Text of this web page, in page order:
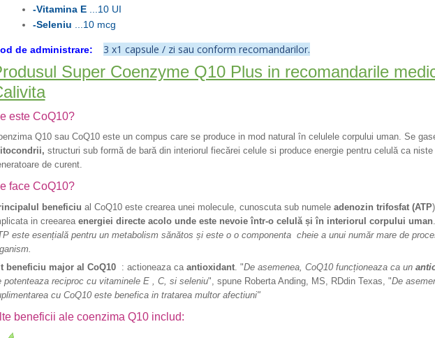
-Vitamina E
...10 UI
-Seleniu
...10 mcg
de administrare: 3 x1 capsule / zi sau conform recomandarilor.
Super Coenzyme Q10 Plus in recomandarile
este CoQ10?
Q10 sauCoQ10 este un compus care se produce in mod natural în celulele corpului uman. Se
structuri sub formă de bară din interiorul fiecărei celule si produce energie pentru celulăca niste
de curent.
face CoQ10?
beneficiu al CoQ10 este crearea unei molecule, cunoscuta sub numeleadenozin trifosfat (ATP
in creearea energiei directe acolo unde este nevoie într-o celulă și în interiorul corpului uman
este esențială pentru un metabolism sănătos și este o o componenta cheie a unui număr mare de
beneficiu major al CoQ10
: actioneaza ca antioxidant. "De asemenea, CoQ10 funcționeaza ca un
potenteaza reciproc cu vitaminele E , C, si seleniu", spune Roberta Anding, MS, RDdin Texas, "De
cu CoQ10 este benefica in tratarea multor afectiuni"
beneficii ale coenzima Q10 includ: